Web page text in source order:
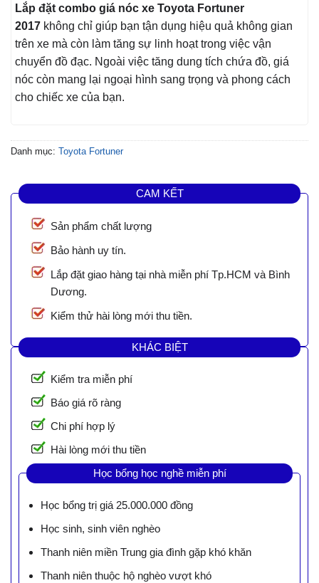
Lắp đặt combo giá nóc xe Toyota Fortuner
2017 không chỉ giúp bạn tận dụng hiệu quả không gian
trên xe mà còn làm tăng sự linh hoạt trong việc vận
chuyển đồ đạc. Ngoài việc tăng dung tích chứa đồ, giá
nóc còn mang lại ngoại hình sang trọng và phong cách
cho chiếc xe của bạn.
Danh mục: Toyota Fortuner
CAM KẾT
Sản phẩm chất lượng
Bảo hành uy tín.
Lắp đặt giao hàng tại nhà miễn phí Tp.HCM và Bình
Dương.
Kiểm thử hài lòng mới thu tiền.
KHÁC BIỆT
Kiểm tra miễn phí
Báo giá rõ ràng
Chi phí hợp lý
Hài lòng mới thu tiền
Học bổng học nghề miễn phí
Học bổng trị giá 25.000.000 đồng
Học sinh, sinh viên nghèo
Thanh niên miền Trung gia đình gặp khó khăn
Thanh niên thuộc hộ nghèo vượt khó